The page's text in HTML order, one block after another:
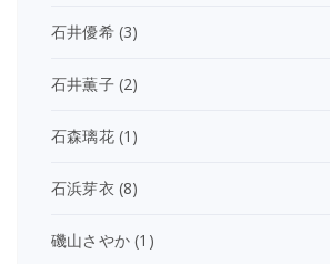
石井優希(3)
石井薫子(2)
石森璃花(1)
石浜芽衣 (8)
磯山さやか (1)